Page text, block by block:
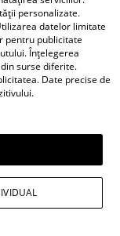
Popescu
ei
antrenorul a
Rareș Cojoc,
aștepta la ce
Vedeta a
a doua
prima
„Iubirile
personalizate.
datelor limitate
pentru publicitate
Înțelegerea
surse diferite.
Date precise de